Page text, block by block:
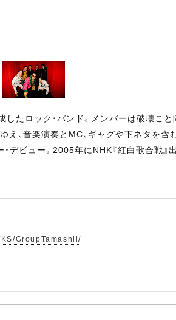
ロック・バンド。メンバーは破壊こと
え、音楽演奏とMC、ギャグや下ネタを
デビュー。2005年にNHK『紅白歌合戦
GroupTamashii/